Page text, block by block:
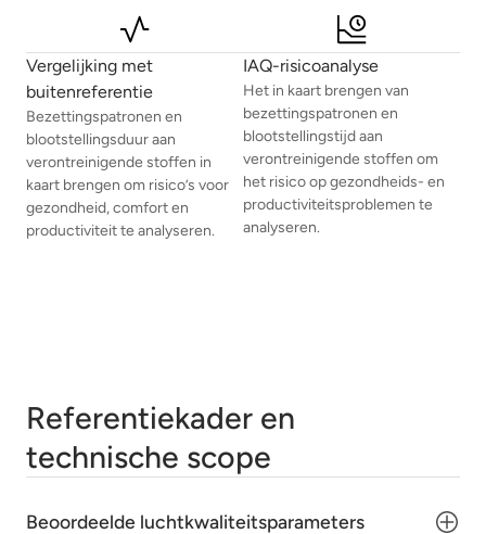
Vergelijking met
buitenreferentie
Bezettingspatronen en
blootstellingsduur aan
verontreinigende stoffen in
kaart brengen om risico’s voor
gezondheid, comfort en
productiviteit te analyseren.
IAQ-risicoanalyse
Het in kaart brengen van
bezettingspatronen en
blootstellingstijd aan
verontreinigende stoffen om
het risico op gezondheids- en
productiviteitsproblemen te
analyseren.
Referentiekader en
technische scope
Beoordeelde luchtkwaliteitsparameters